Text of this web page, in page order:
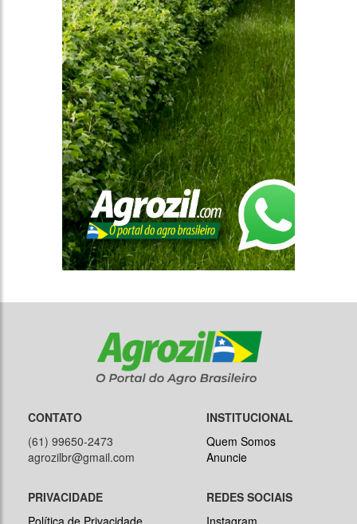
CONTATO
(61) 99650-2473
agrozilbr@gmail.com
INSTITUCIONAL
Quem Somos
Anuncie
PRIVACIDADE
REDES SOCIAIS